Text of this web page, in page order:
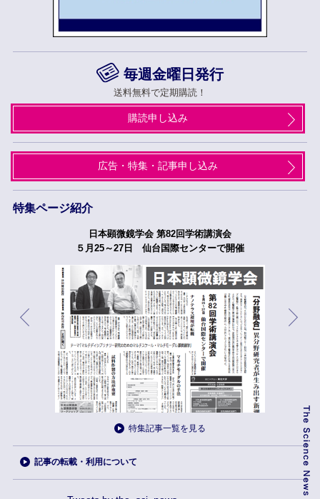
毎週金曜日発行
送料無料で定期購読！
購読申し込み
広告・特集・記事申し込み
特集ページ紹介
日本顕微鏡学会 第82回学術講演会
５月25～27日 仙台国際センターで開催
特集記事一覧を見る
記事の転載・利用について